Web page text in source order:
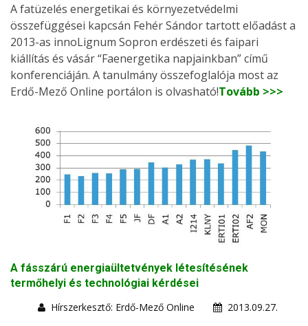
A fatüzelés energetikai és környezetvédelmi
összefüggései kapcsán Fehér Sándor tartott előadást a
2013-as innoLignum Sopron erdészeti és faipari
kiállítás és vásár “Faenergetika napjainkban” című
konferenciáján. A tanulmány összefoglalója most az
Erdő-Mező Online portálon is olvasható!Tovább >>>
A fásszárú energiaültetvények létesítésének
termőhelyi és technológiai kérdései
Hírszerkesztő: Erdő-Mező Online
2013.09.27.